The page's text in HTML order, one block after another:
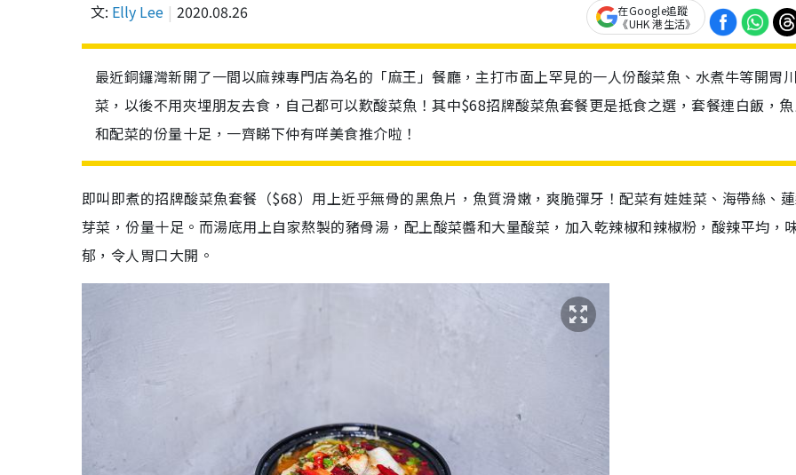
文: Elly Lee 2020.08.26
在Google追蹤
《UHK 港生活》
最近銅鑼灣新開了一間以麻辣專門店為名的「麻王」餐廳，主打市面上罕見的一人份酸菜魚、水煮牛等開胃
菜，以後不用夾埋朋友去食，自己都可以歎酸菜魚！其中$68招牌酸菜魚套餐更是抵食之選，套餐連白飯，
和配菜的份量十足，一齊睇下仲有咩美食推介啦！
即叫即煮的招牌酸菜魚套餐（$68）用上近乎無骨的黑魚片，魚質滑嫩，爽脆彈牙！配菜有娃娃菜、海帶絲、
芽菜，份量十足。而湯底用上自家熬製的豬骨湯，配上酸菜醬和大量酸菜，加入乾辣椒和辣椒粉，酸辣平均，
郁，令人胃口大開。